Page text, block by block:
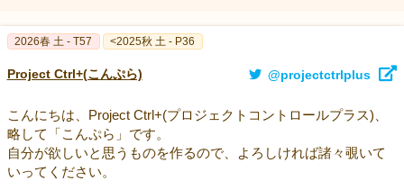
2026春 土 - T57 <2025秋 土 - P36
Project Ctrl+(こんぷら) @projectctrlplus
こんにちは、Project Ctrl+(プロジェクトコントロールプラス)、
略して「こんぷら」です。
自分が欲しいと思うものを作るので、よろしければ諸々覗いて
いってください。